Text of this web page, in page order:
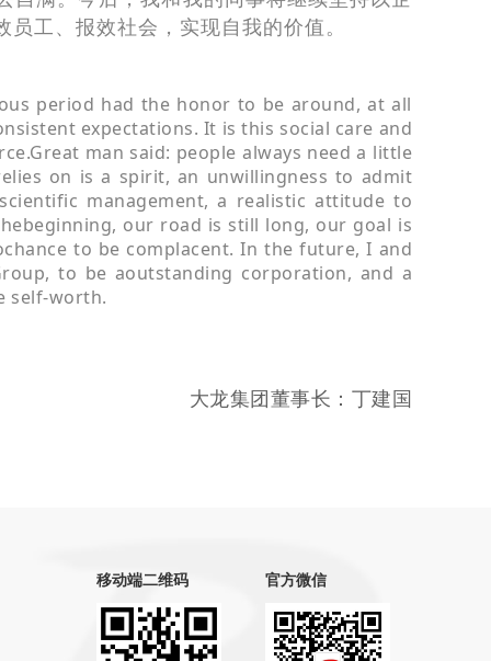
工、报效社会，实现自我的价值。
period had the honor to be around, at all
expectations. It is this social care and
man said: people always need a little
on is a spirit, an unwillingness to admit
management, a realistic attitude to
our road is still long, our goal is
to be complacent. In the future, I and
to be aoutstanding corporation, and a
self-worth.
大龙集团董事长：丁建国
移动端二维码 官方微信